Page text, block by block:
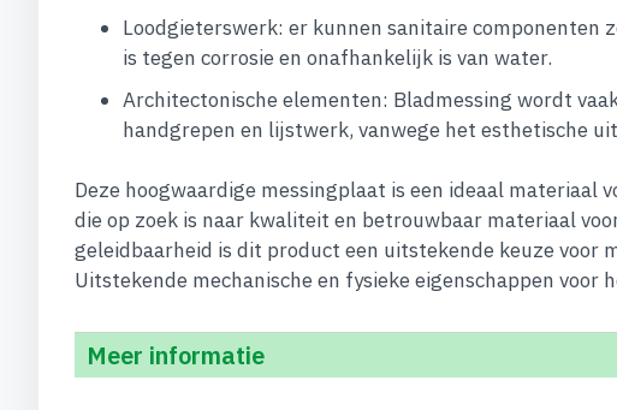
Loodgieterswerk: er kunnen sanitaire
is tegen corrosie en onafhankelijk is van water.
Architectonische elementen: Bladmessing wordt
handgrepen en lijstwerk, vanwege het esthetische
Deze hoogwaardige messingplaat is een ideaal materiaal
die op zoek is naar kwaliteit en betrouwbaar materiaal
geleidbaarheid is dit product een uitstekende keuze voor
Uitstekende mechanische en fysieke eigenschappen voor
Meer informatie